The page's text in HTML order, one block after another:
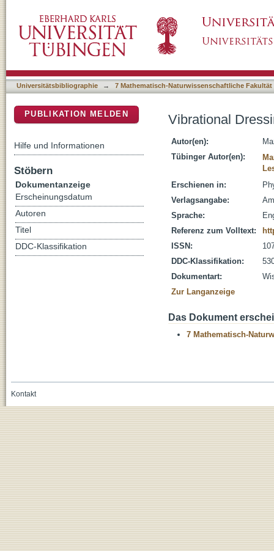
Universitätsbibliographie → 7 Mathematisch-Naturwissenschaftliche Fakultät
Vibrational
Autor(en):
Tübinger Autor(en):
Erschienen in:
Verlagsangabe:
Sprache:
Referenz zum Volltext:
ISSN:
DDC-Klassifikation:
Dokumentart:
Zur Langanzeige
Das Dokument
7 Mathematisch-
PUBLIKATION MELDEN
Hilfe und Informationen
Stöbern
Dokumentanzeige
Erscheinungsdatum
Autoren
Titel
DDC-Klassifikation
Kontakt